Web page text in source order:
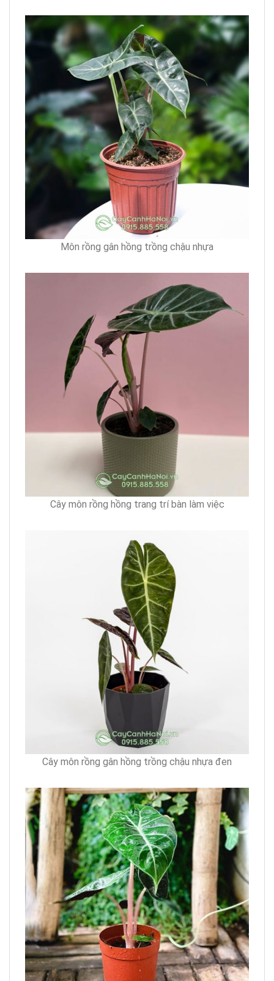
Môn rồng gân hồng trồng chậu nhựa
Cây môn rồng hồng trang trí bàn làm việc
Cây môn rồng gân hồng trồng chậu nhựa đen